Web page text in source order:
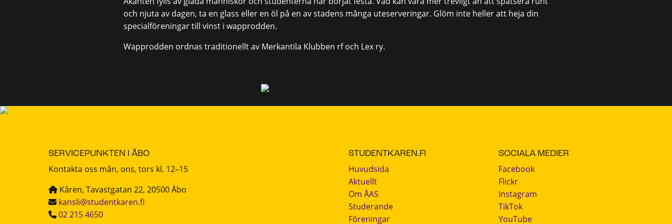
och njuta av dagen, ta en glass eller en öl på en av stadens många uteserveringar. Glöm inte heller att heja din
specialföreningar till vinst i wapprodden.
Wapprodden ordnas traditionellt av Merkantila Klubben rf och Lex ry.
SERVICEPUNKTEN I ÅBO
Kontakta oss mån, ons, tors kl. 12–15
Kåren, Tavastgatan 22, 20500 Åbo
kansli@studentkaren.fi
02 215 4650
STUDENTKAREN.FI
Huvudsida
Aktuellt
Om ÅAS
Studerande
Föreningar
SOCIALA MEDIER
Facebook
Flickr
Instagram
TikTok
YouTube